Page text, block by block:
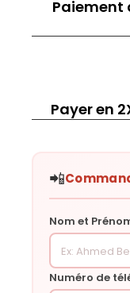
Paiement
Payer en
📲
Nom et
Numéro de